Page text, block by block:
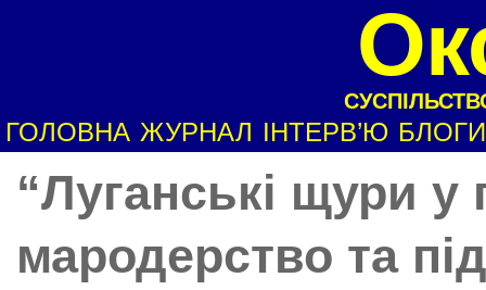
ГОЛОВНА ЖУРНАЛ ІНТЕРВ’Ю БЛОГИ
“Луганські щури у
мародерство та